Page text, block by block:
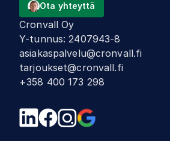
Ota yhteyttä
Cronvall Oy
Y-tunnus:2407943-8
asiakaspalvelu@cronvall.fi
tarjoukset@cronvall.fi
+358 400 173 298